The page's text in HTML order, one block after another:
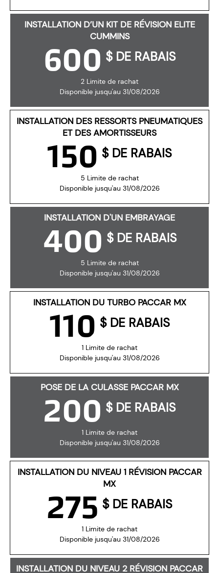
INSTALLATION D’UN KIT DE RÉVISION ELITE
CUMMINS
2 Limite de rachat
Disponible jusqu'au 31/08/2026
600 $ DE RABAIS
INSTALLATION DES RESSORTS PNEUMATIQUES
ET DES AMORTISSEURS
5 Limite de rachat
Disponible jusqu'au 31/08/2026
150 $ DE RABAIS
INSTALLATION D'UN EMBRAYAGE
5 Limite de rachat
Disponible jusqu'au 31/08/2026
400 $ DE RABAIS
INSTALLATION DU TURBO PACCAR MX
1 Limite de rachat
Disponible jusqu'au 31/08/2026
110 $ DE RABAIS
POSE DE LA CULASSE PACCAR MX
1 Limite de rachat
Disponible jusqu'au 31/08/2026
200 $ DE RABAIS
INSTALLATION DU NIVEAU 1 RÉVISION PACCAR
MX
1 Limite de rachat
Disponible jusqu'au 31/08/2026
275 $ DE RABAIS
INSTALLATION DU NIVEAU 2 RÉVISION PACCAR